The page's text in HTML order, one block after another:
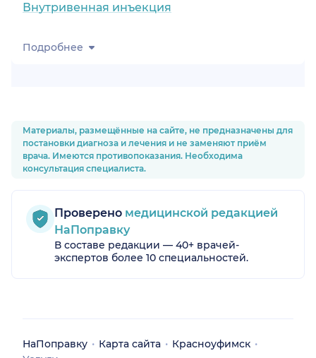
обл.)
Внутривенная инъекция
Подробнее
Материалы, размещённые на сайте, не предназначены для
постановки диагноза и лечения и не заменяют приём
врача. Имеются противопоказания. Необходима
консультация специалиста.
Проверено медицинской редакцией
НаПоправку
В составе редакции — 40+ врачей-
экспертов более 10 специальностей.
НаПоправку Карта сайта
Красноуфимск